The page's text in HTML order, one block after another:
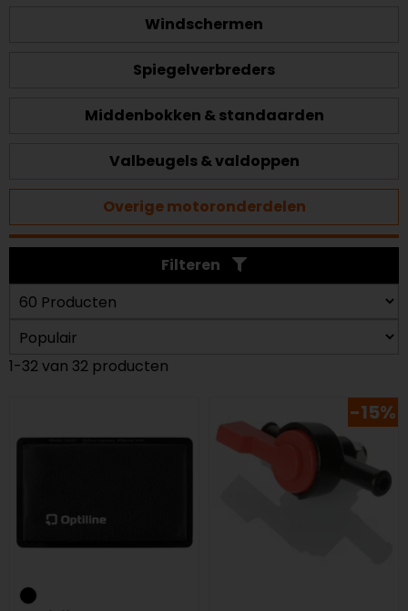
Windschermen
Spiegelverbreders
Middenbokken & standaarden
Valbeugels & valdoppen
Overige motoronderdelen
Filteren
1-32 van 32 producten
-15%